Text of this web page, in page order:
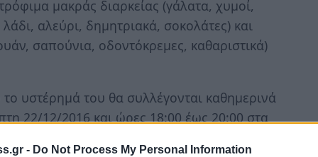
- Do Not Process My Personal Information
μακράς διαρκείας (γάλατα, χυμοί,
αλεύρι, δημητριακά, σοκολάτες) και
σαπούνια, οδοντόκρεμες, καθαριστικά)
υστέρημά του θα συλλέγονται καθημερινά
22/12/2016 και ώρες 18:00 έως 20:00 στα
50 στην κεντρική λαχαναγορά.